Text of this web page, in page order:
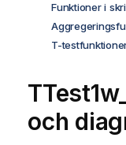
Funktioner i
T-
och